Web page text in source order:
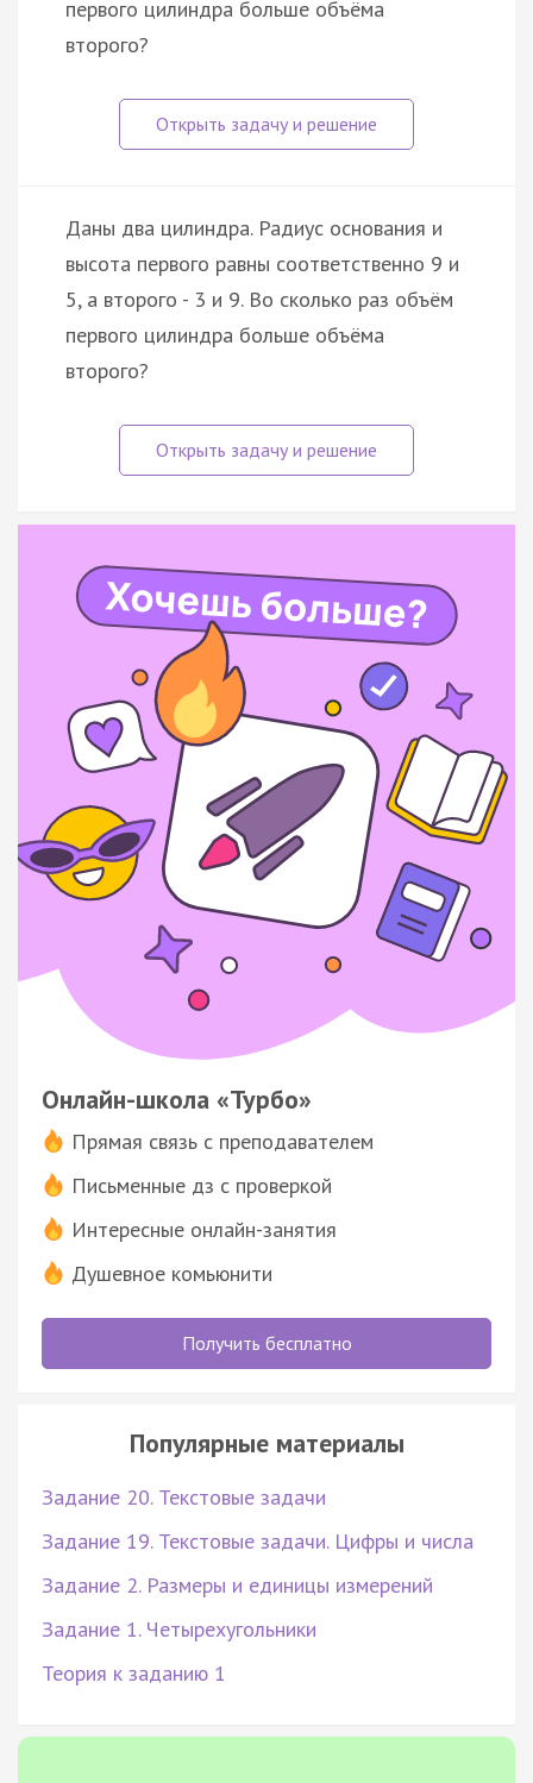
первого цилиндра больше объёма
второго?
Даны два цилиндра. Радиус основания и
высота первого равны соответственно 9 и
5, а второго - 3 и 9. Во сколько раз объём
первого цилиндра больше объёма
второго?
Онлайн-школа «Турбо»
Прямая связь с преподавателем
Письменные дз с проверкой
Интересные онлайн-занятия
Душевное комьюнити
Получить бесплатно
Популярные материалы
Задание 20. Текстовые задачи
Задание 19. Текстовые задачи. Цифры и числа
Задание 2. Размеры и единицы измерений
Задание 1. Четырехугольники
Теория к заданию 1